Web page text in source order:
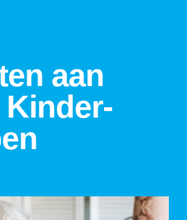
aan
Kinder­